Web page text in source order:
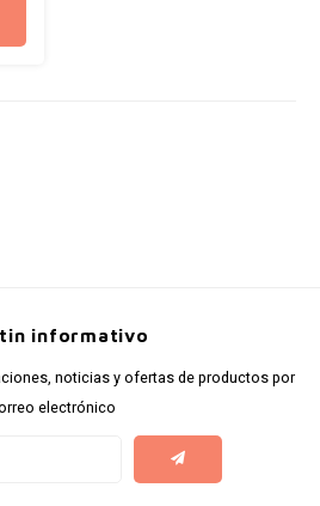
informativo
noticias y ofertas de productos por
electrónico